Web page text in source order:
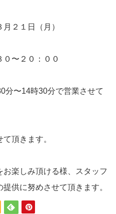
２１日（月）
０〜２０：００
分〜14時30分で営業させて
頂きます。
楽しみ頂ける様、スタッフ
供に努めさせて頂きます。